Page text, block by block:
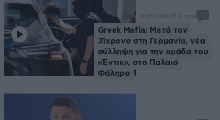
ΚΟΙΝΩΝΙΑ 17 λ. πριν
Greek Mafia: Μετά τον
31χρονο στη Γερμανία, νέα
σύλληψη για την ομάδα του
«Έντικ», στο Παλαιό
Φάληρο